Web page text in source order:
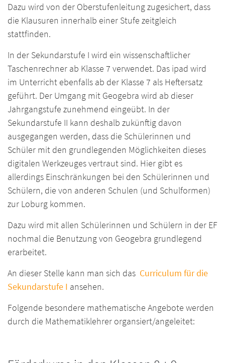
Dazu wird von der Oberstufenleitung zugesichert, dass
die Klausuren innerhalb einer Stufe zeitgleich
stattfinden.
In der Sekundarstufe I wird ein wissenschaftlicher
Taschenrechner ab Klasse 7 verwendet. Das ipad wird
im Unterricht ebenfalls ab der Klasse 7 als Heftersatz
geführt. Der Umgang mit Geogebra wird ab dieser
Jahrgangstufe zunehmend eingeübt. In der
Sekundarstufe II kann deshalb zukünftig davon
ausgegangen werden, dass die Schülerinnen und
Schüler mit den grundlegenden Möglichkeiten dieses
digitalen Werkzeuges vertraut sind. Hier gibt es
allerdings Einschränkungen bei den Schülerinnen und
Schülern, die von anderen Schulen (und Schulformen)
zur Loburg kommen.
Dazu wird mit allen Schülerinnen und Schülern in der EF
nochmal die Benutzung von Geogebra grundlegend
erarbeitet.
An dieser Stelle kann man sich das Curriculum für die
Sekundarstufe I ansehen.
Folgende besondere mathematische Angebote werden
durch die Mathematiklehrer organsiert/angeleitet: